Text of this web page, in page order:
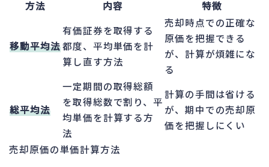
方法 内容 特徴
移動平均法
有価証券を取得する
都度、平均単価を計
算し直す方法
売却時点での正確な
原価を把握できる
が、計算が煩雑にな
る
総平均法
一定期間の取得総額
を取得総数で割り、平
均単価を計算する方
法
計算の手間は省ける
が、期中での売却原
価を把握しにくい
売却原価の単価計算方法